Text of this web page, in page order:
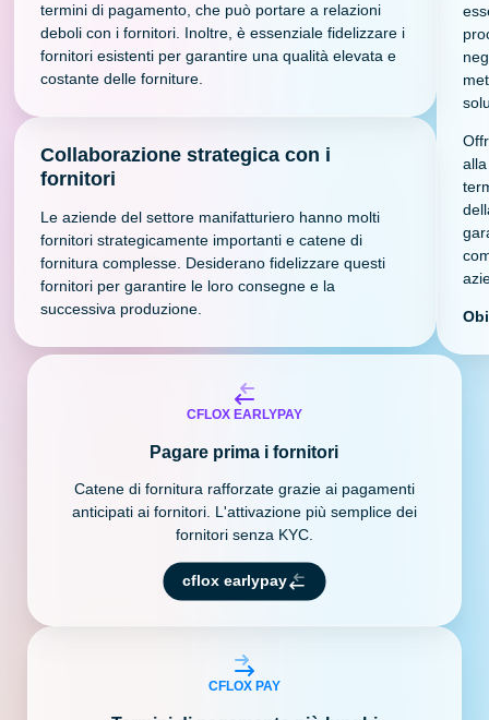
termini di pagamento, che può portare a relazioni
deboli con i fornitori. Inoltre, è essenziale fidelizzare i
fornitori esistenti per garantire una qualità elevata e
costante delle forniture.
Collaborazione strategica con i
fornitori
Le aziende del settore manifatturiero hanno molti
fornitori strategicamente importanti e catene di
fornitura complesse. Desiderano fidelizzare questi
fornitori per garantire le loro consegne e la
successiva produzione.
CFLOX EARLYPAY
Pagare prima i fornitori
Catene di fornitura rafforzate grazie ai pagamenti
anticipati ai fornitori. L'attivazione più semplice dei
fornitori senza KYC.
cflox earlypay
CFLOX PAY